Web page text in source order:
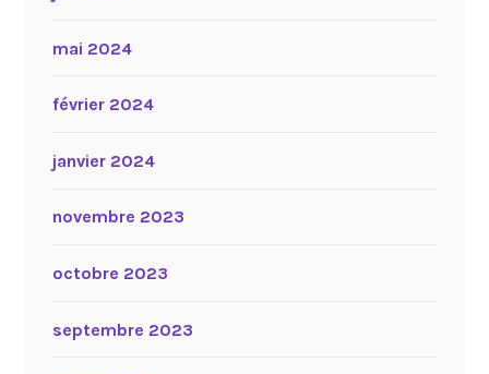
mai 2024
février 2024
janvier 2024
novembre 2023
octobre 2023
septembre 2023